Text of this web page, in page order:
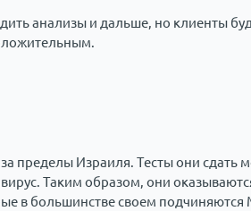
анализы и дальше, но клиенты
пределы Израиля. Тесты они сдать
Таким образом, они
в большинстве своем подчиняются